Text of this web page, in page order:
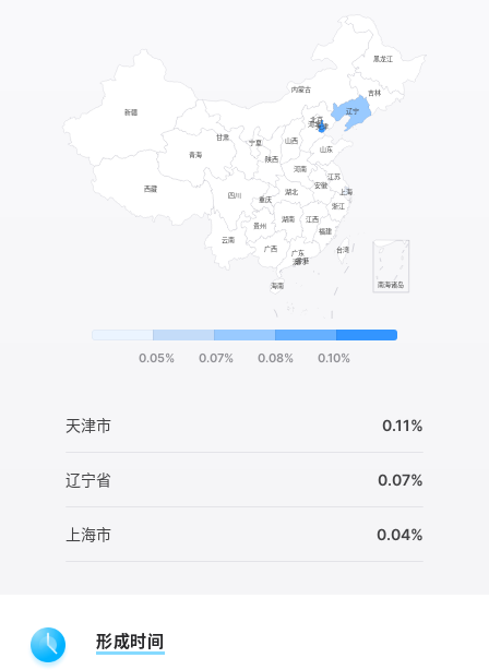
0.05% 0.07% 0.08% 0.10%
天津市 0.11%
辽宁省 0.07%
上海市 0.04%
形成时间